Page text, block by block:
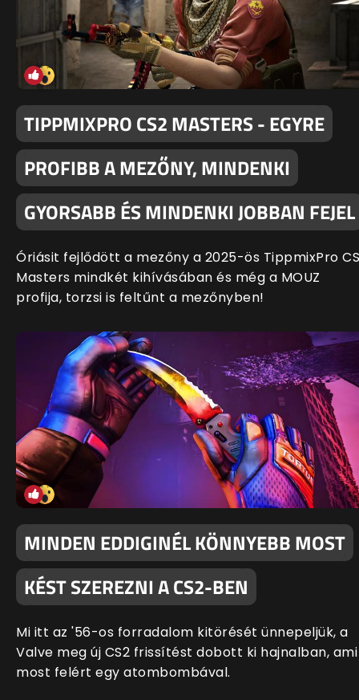
TIPPMIXPRO CS2 MASTERS - EGYRE
PROFIBB A MEZŐNY, MINDENKI
GYORSABB ÉS MINDENKI JOBBAN FEJEL
Óriásit fejlődött a mezőny a 2025-ös TippmixPro
Masters mindkét kihívásában és még a MOUZ
profija, torzsi is feltűnt a mezőnyben!
MINDEN EDDIGINÉL KÖNNYEBB MOST
KÉST SZEREZNI A CS2-BEN
Mi itt az '56-os forradalom kitörését ünnepeljük, a
Valve meg új CS2 frissítést dobott ki hajnalban, ami
most felért egy atombombával.